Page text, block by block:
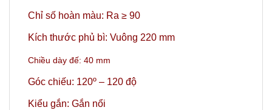
Chỉ số hoàn màu: Ra ≥ 90
Kích thước phủ bì: Vuông 220 mm
Chiều dày đế: 40 mm
Góc chiếu: 120º – 120 độ
Kiểu gắn: Gắn nổi